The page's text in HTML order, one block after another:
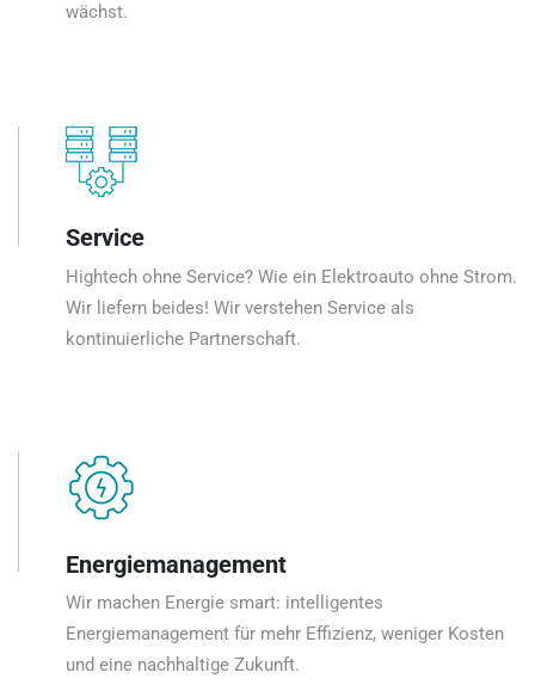
wächst.
Service
Hightech ohne Service? Wie ein Elektroauto ohne Strom.
Wir liefern beides! Wir verstehen Service als
kontinuierliche Partnerschaft.
Energiemanagement
Wir machen Energie smart: intelligentes
Energiemanagement für mehr Effizienz, weniger Kosten
und eine nachhaltige Zukunft.